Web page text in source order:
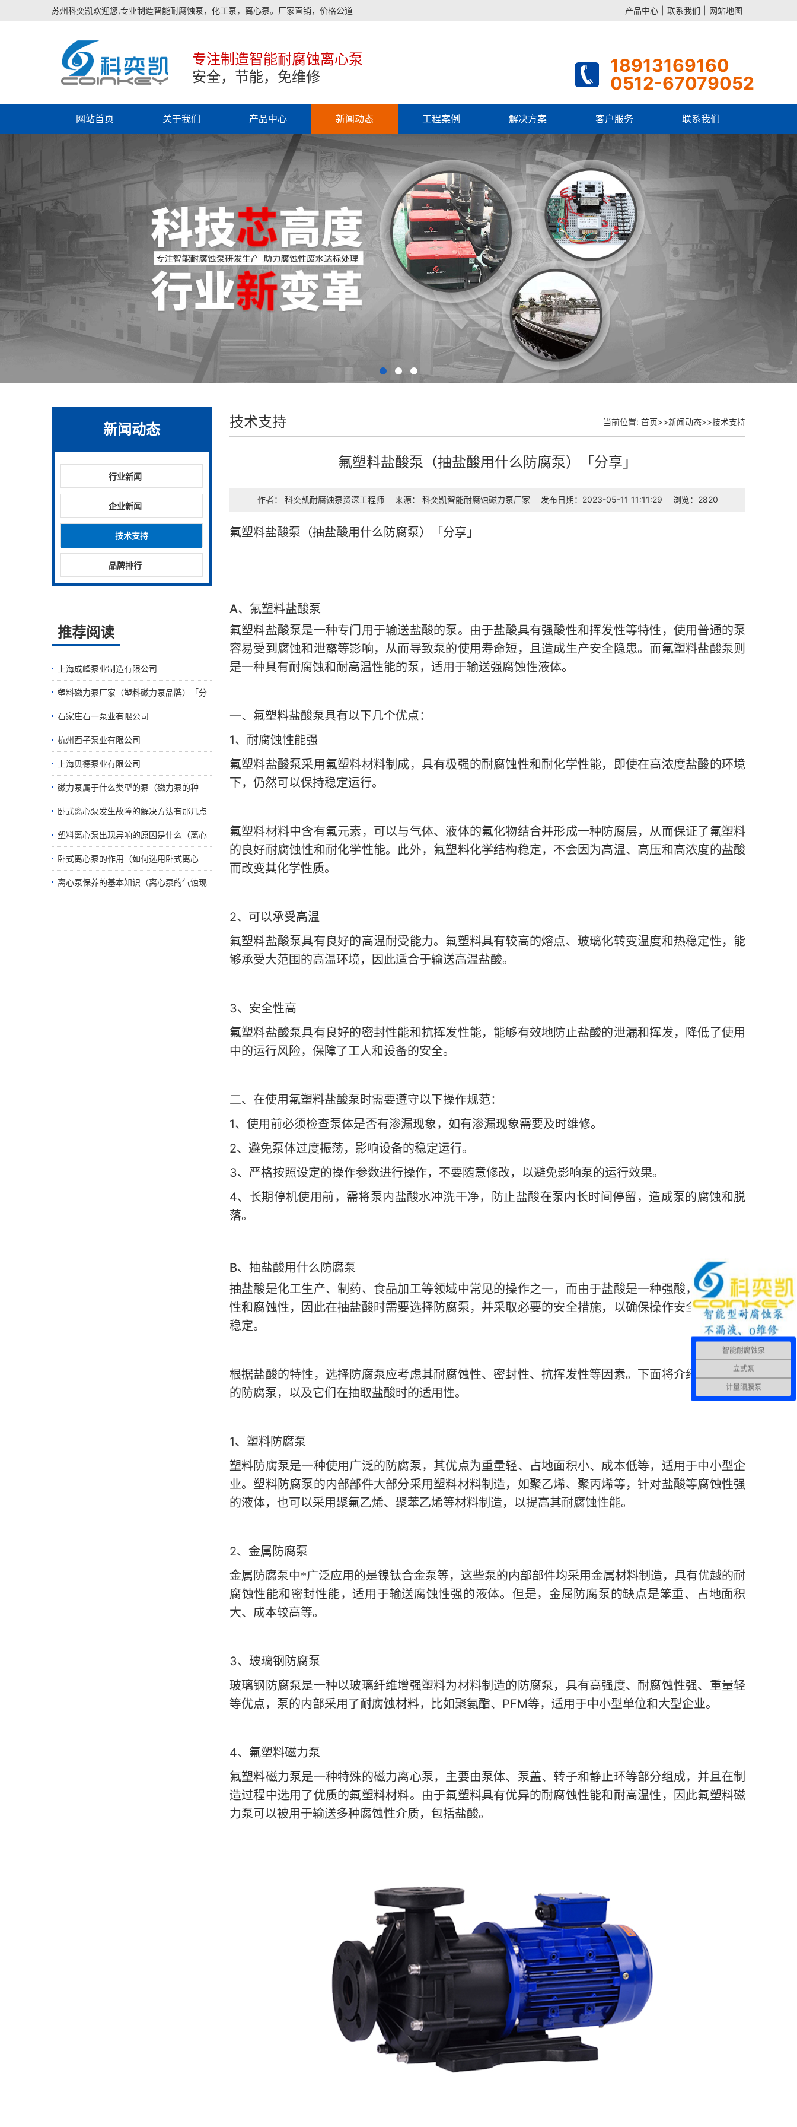
苏州科奕凯欢迎您,专业制造智能耐腐蚀泵，化工泵，离心泵。厂家直销，价格公道 产品中心 联系我们 网站地图
专注制造智能耐腐蚀离心泵
安全，节能，免维修
18913169160
0512-67079052
网站首页 关于我们 产品中心 新闻动态 工程案例 解决方案 客户服务 联系我们
新闻动态
行业新闻
企业新闻
技术支持
品牌排行
推荐阅读
上海成峰泵业制造有限公司
塑料磁力泵厂家（塑料磁力泵品牌）「分
享」
石家庄石一泵业有限公司
杭州西子泵业有限公司
上海贝德泵业有限公司
磁力泵属于什么类型的泵（磁力泵的种
类）「培训资料」
卧式离心泵发生故障的解决方法有那几点
（离心泵的使用步骤）
塑料离心泵出现异响的原因是什么（离心
泵振动原因及解决）
卧式离心泵的作用（如何选用卧式离心
泵）
离心泵保养的基本知识（离心泵的气蚀现
技术支持 当前位置: 首页>>新闻动态>>技术支持
氟塑料盐酸泵（抽盐酸用什么防腐泵）「分享」
作者： 科奕凯耐腐蚀泵资深工程师 来源： 科奕凯智能耐腐蚀磁力泵厂家 发布日期：2023-05-11 11:11:29 浏览：2820
氟塑料盐酸泵（抽盐酸用什么防腐泵）「分享」
A、氟塑料盐酸泵
氟塑料盐酸泵是一种专门用于输送盐酸的泵。由于盐酸具有强酸性和挥发性等特性，使用普通的泵
容易受到腐蚀和泄露等影响，从而导致泵的使用寿命短，且造成生产安全隐患。而氟塑料盐酸泵则
是一种具有耐腐蚀和耐高温性能的泵，适用于输送强腐蚀性液体。
一、氟塑料盐酸泵具有以下几个优点：
1、耐腐蚀性能强
氟塑料盐酸泵采用氟塑料材料制成，具有极强的耐腐蚀性和耐化学性能，即使在高浓度盐酸的环境
下，仍然可以保持稳定运行。
氟塑料材料中含有氟元素，可以与气体、液体的氟化物结合并形成一种防腐层，从而保证了氟塑料
的良好耐腐蚀性和耐化学性能。此外，氟塑料化学结构稳定，不会因为高温、高压和高浓度的盐酸
而改变其化学性质。
2、可以承受高温
氟塑料盐酸泵具有良好的高温耐受能力。氟塑料具有较高的熔点、玻璃化转变温度和热稳定性，能
够承受大范围的高温环境，因此适合于输送高温盐酸。
3、安全性高
氟塑料盐酸泵具有良好的密封性能和抗挥发性能，能够有效地防止盐酸的泄漏和挥发，降低了使用
中的运行风险，保障了工人和设备的安全。
二、在使用氟塑料盐酸泵时需要遵守以下操作规范：
1、使用前必须检查泵体是否有渗漏现象，如有渗漏现象需要及时维修。
2、避免泵体过度振荡，影响设备的稳定运行。
3、严格按照设定的操作参数进行操作，不要随意修改，以避免影响泵的运行效果。
4、长期停机使用前，需将泵内盐酸水冲洗干净，防止盐酸在泵内长时间停留，造成泵的腐蚀和脱
落。
B、抽盐酸用什么防腐泵
抽盐酸是化工生产、制药、食品加工等领域中常见的操作之一，而由于盐酸是一种强酸，具有挥发
性和腐蚀性，因此在抽盐酸时需要选择防腐泵，并采取必要的安全措施，以确保操作安全、高效、
稳定。
根据盐酸的特性，选择防腐泵应考虑其耐腐蚀性、密封性、抗挥发性等因素。下面将介绍几种常见
的防腐泵，以及它们在抽取盐酸时的适用性。
1、塑料防腐泵
塑料防腐泵是一种使用广泛的防腐泵，其优点为重量轻、占地面积小、成本低等，适用于中小型企
业。塑料防腐泵的内部部件大部分采用塑料材料制造，如聚乙烯、聚丙烯等，针对盐酸等腐蚀性强
的液体，也可以采用聚氟乙烯、聚苯乙烯等材料制造，以提高其耐腐蚀性能。
2、金属防腐泵
金属防腐泵中*广泛应用的是镍钛合金泵等，这些泵的内部部件均采用金属材料制造，具有优越的耐
腐蚀性能和密封性能，适用于输送腐蚀性强的液体。但是，金属防腐泵的缺点是笨重、占地面积
大、成本较高等。
3、玻璃钢防腐泵
玻璃钢防腐泵是一种以玻璃纤维增强塑料为材料制造的防腐泵，具有高强度、耐腐蚀性强、重量轻
等优点，泵的内部采用了耐腐蚀材料，比如聚氨酯、 PFM等，适用于中小型单位和大型企业。
4、氟塑料磁力泵
氟塑料磁力泵是一种特殊的磁力离心泵，主要由泵体、泵盖、转子和静止环等部分组成，并且在制
造过程中选用了优质的氟塑料材料。由于氟塑料具有优异的耐腐蚀性能和耐高温性，因此氟塑料磁
力泵可以被用于输送多种腐蚀性介质，包括盐酸。
智能耐腐蚀泵
立式泵
计量隔膜泵